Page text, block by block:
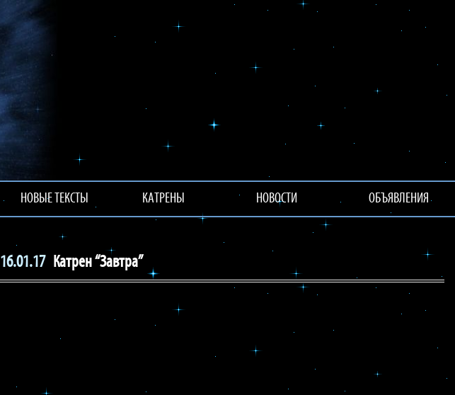
НОВЫЕ ТЕКСТЫ КАТРЕНЫ НОВОСТИ ОБЪЯВЛЕНИЯ
16.01.17 Катрен “Завтра”